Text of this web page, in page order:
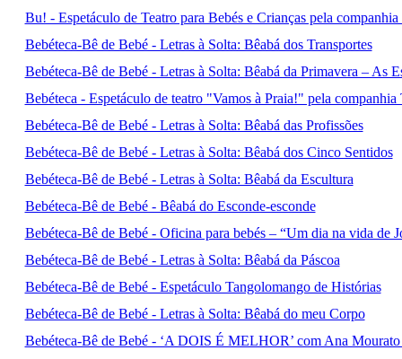
Bu! - Espetáculo de Teatro para Bebés e Crianças pela
Bebéteca-Bê de Bebé - Letras à Solta: Bêabá dos Transportes
Bebéteca-Bê de Bebé - Letras à Solta: Bêabá da Primavera – As
Bebéteca - Espetáculo de teatro "Vamos à Praia!" pela
Bebéteca-Bê de Bebé - Letras à Solta: Bêabá das Profissões
Bebéteca-Bê de Bebé - Letras à Solta: Bêabá dos Cinco Sentidos
Bebéteca-Bê de Bebé - Letras à Solta: Bêabá da Escultura
Bebéteca-Bê de Bebé - Bêabá do Esconde-esconde
Bebéteca-Bê de Bebé - Oficina para bebés – “Um dia na vida de
Bebéteca-Bê de Bebé - Letras à Solta: Bêabá da Páscoa
Bebéteca-Bê de Bebé - Espetáculo Tangolomango de Histórias
Bebéteca-Bê de Bebé - Letras à Solta: Bêabá do meu Corpo
Bebéteca-Bê de Bebé - ‘A DOIS É MELHOR’ com Ana